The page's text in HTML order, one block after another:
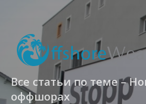
Все статьи по теме –
оффшорах